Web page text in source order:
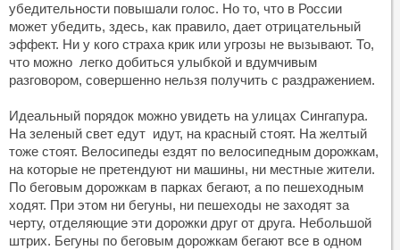
убедительности повышали голос. Но то, что в России
может убедить, здесь, как правило, дает отрицательный
эффект. Ни у кого страха крик или угрозы не вызывают. То,
что можно легко добиться улыбкой и вдумчивым
разговором, совершенно нельзя получить с раздражением.
Идеальный порядок можно увидеть на улицах Сингапура.
На зеленый свет едут идут, на красный стоят. На желтый
тоже стоят. Велосипеды ездят по велосипедным дорожкам,
на которые не претендуют ни машины, ни местные жители.
По беговым дорожкам в парках бегают, а по пешеходным
ходят. При этом ни бегуны, ни пешеходы не заходят за
черту, отделяющие эти дорожки друг от друга. Небольшой
штрих. Бегуны по беговым дорожкам бегают все в одном